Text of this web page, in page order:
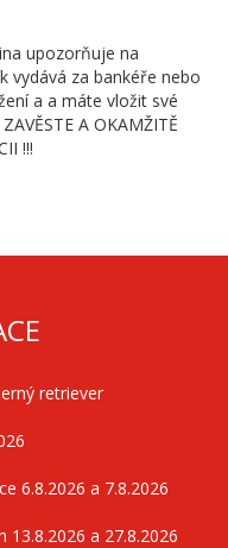
upozorňuje na
vydává za bankéře nebo
a a máte vložit své
A OKAMŽITĚ
!!!
retriever
6.8.2026 a 7.8.2026
a 27.8.2026